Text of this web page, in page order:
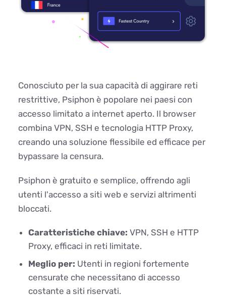
Conosciuto per la sua capacità di aggirare reti
restrittive, Psiphon è popolare nei paesi con
accesso limitato a internet aperto. Il browser
combina VPN, SSH e tecnologia HTTP Proxy,
creando una soluzione flessibile ed efficace per
bypassare la censura.
Psiphon è gratuito e semplice, offrendo agli
utenti l'accesso a siti web e servizi altrimenti
bloccati.
Caratteristiche chiave: VPN, SSH e HTTP
Proxy, efficaci in reti limitate.
Meglio per: Utenti in regioni fortemente
censurate che necessitano di accesso
costante a siti riservati.